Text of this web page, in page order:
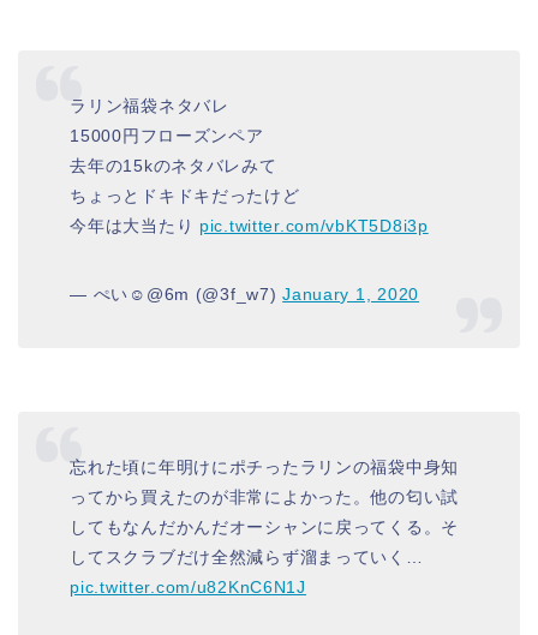
ラリン福袋ネタバレ
15000円フローズンペア
去年の15kのネタバレみて
ちょっとドキドキだったけど
今年は大当たり pic.twitter.com/vbKT5D8i3p
— ぺい☺︎@6m (@3f_w7)January 1, 2020
忘れた頃に年明けにポチったラリンの福袋中身知
ってから買えたのが非常によかった。他の匂い試
してもなんだかんだオーシャンに戻ってくる。そ
してスクラブだけ全然減らず溜まっていく…
pic.twitter.com/u82KnC6N1J